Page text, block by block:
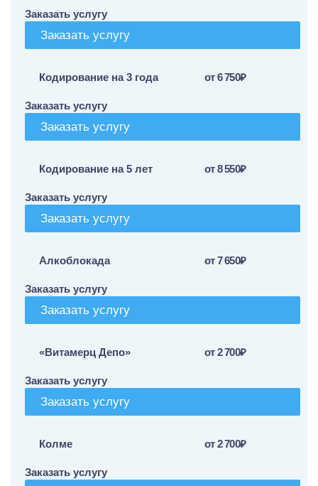
Заказать услугу
Заказать услугу
Кодирование на 3 года от 6 750₽
Заказать услугу
Заказать услугу
Кодирование на 5 лет от 8 550₽
Заказать услугу
Заказать услугу
Алкоблокада от 7 650₽
Заказать услугу
Заказать услугу
«Витамерц Депо» от 2 700₽
Заказать услугу
Заказать услугу
Колме от 2 700₽
Заказать услугу